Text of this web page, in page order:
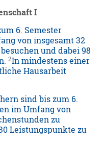
I
6. Semester
von insgesamt 32
und dabei 98
2In mindestens einer
Hausarbeit
sind bis zum 6.
im Umfang von
zu
Leistungspunkte zu